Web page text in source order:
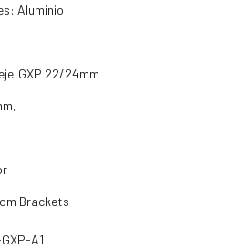
Aluminio
22/24mm
Brackets
A1